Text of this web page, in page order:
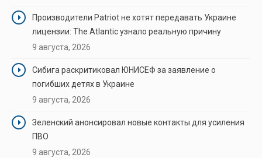
Производители Patriot не хотят передавать Украине
лицензии: The Atlantic узнало реальную причину
9 августа, 2026
Сибига раскритиковал ЮНИСЕФ за заявление о
погибших детях в Украине
9 августа, 2026
Зеленский анонсировал новые контакты для усиления
ПВО
9 августа, 2026